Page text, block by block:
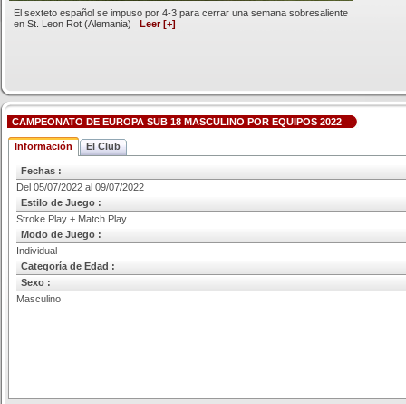
El sexteto español se impuso por 4-3 para cerrar una semana sobresaliente
en St. Leon Rot (Alemania) Leer [+]
CAMPEONATO DE EUROPA SUB 18 MASCULINO POR EQUIPOS 2022
Información El Club
Fechas :
Del 05/07/2022 al 09/07/2022
Estilo de Juego :
Stroke Play + Match Play
Modo de Juego :
Individual
Categoría de Edad :
Sexo :
Masculino